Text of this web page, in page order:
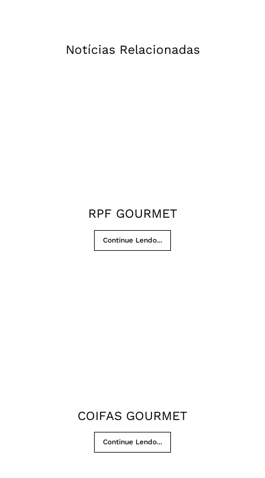
Notícias Relacionadas
RPF GOURMET
Continue Lendo...
COIFAS GOURMET
Continue Lendo...